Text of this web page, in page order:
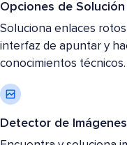
Opciones de Solución
Soluciona enlaces
interfaz de apuntar y
conocimientos técnicos.
Detector de